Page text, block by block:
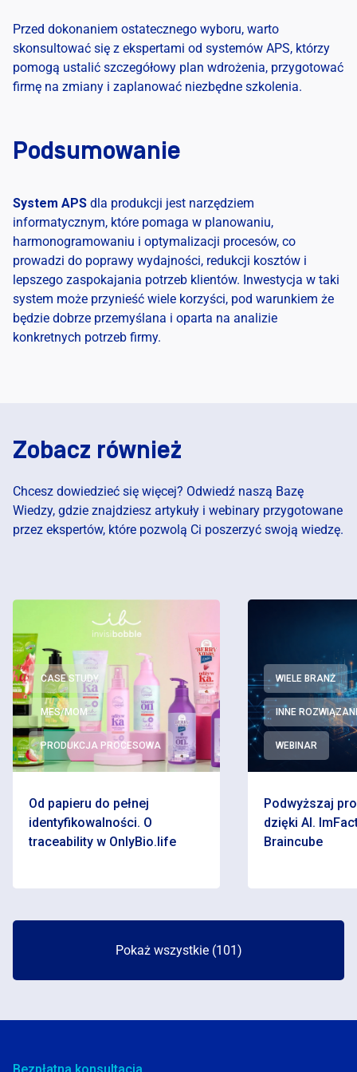
Przed dokonaniem ostatecznego wyboru, warto
skonsultować się z ekspertami od systemów APS, którzy
pomogą ustalić szczegółowy plan wdrożenia, przygotować
firmę na zmiany i zaplanować niezbędne szkolenia.
Podsumowanie
System APS dla produkcji jest narzędziem
informatycznym, które pomaga w planowaniu,
harmonogramowaniu i optymalizacji procesów, co
prowadzi do poprawy wydajności, redukcji kosztów i
lepszego zaspokajania potrzeb klientów. Inwestycja w taki
system może przynieść wiele korzyści, pod warunkiem że
będzie dobrze przemyślana i oparta na analizie
konkretnych potrzeb firmy.
Zobacz również
Chcesz dowiedzieć się więcej? Odwiedź naszą Bazę
Wiedzy, gdzie znajdziesz artykuły i webinary przygotowane
przez ekspertów, które pozwolą Ci poszerzyć swoją wiedzę.
CASE STUDY
MES/MOM
PRODUKCJA PROCESOWA
Od papieru do pełnej
identyfikowalności. O
traceability w OnlyBio.life
WIELE BRANŻ
INNE
WEBINAR
Podwyższaj
dzięki AI.
Braincube
Pokaż wszystkie (101)